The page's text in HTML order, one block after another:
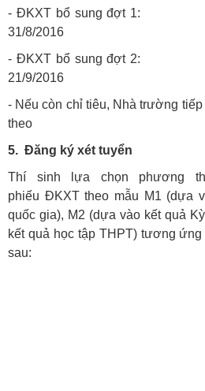
- ĐKXT bổ sung
31/8/2016
- ĐKXT bổ sung
21/9/2016
- Nếu còn chỉ tiêu, Nhà trường
theo
5. Đăng ký xét tuyển
Thí sinh lựa chọn phương
phiếu ĐKXT theo mẫu M1 (dựa
quốc gia), M2 (dựa vào kết quả
kết quả học tập THPT) tương
sau: